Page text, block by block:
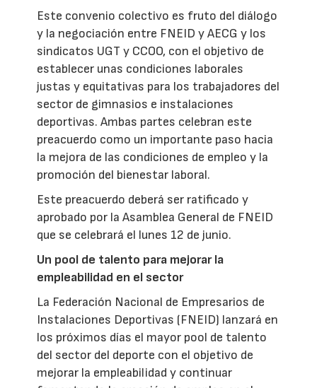
Este convenio colectivo es fruto del diálogo
y la negociación entre FNEID y AECG y los
sindicatos UGT y CCOO, con el objetivo de
establecer unas condiciones laborales
justas y equitativas para los trabajadores del
sector de gimnasios e instalaciones
deportivas. Ambas partes celebran este
preacuerdo como un importante paso hacia
la mejora de las condiciones de empleo y la
promoción del bienestar laboral.
Este preacuerdo deberá ser ratificado y
aprobado por la Asamblea General de FNEID
que se celebrará el lunes 12 de junio.
Un pool de talento para mejorar la
empleabilidad en el sector
La Federación Nacional de Empresarios de
Instalaciones Deportivas (FNEID) lanzará en
los próximos días el mayor pool de talento
del sector del deporte con el objetivo de
mejorar la empleabilidad y continuar